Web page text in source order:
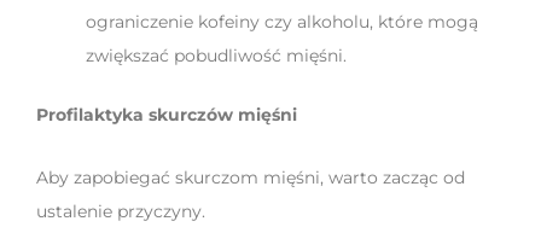
ograniczenie kofeiny czy alkoholu, które mogą
zwiększać pobudliwość mięśni.
Profilaktyka skurczów mięśni
Aby zapobiegać skurczom mięśni, warto zacząc od
ustalenie przyczyny.